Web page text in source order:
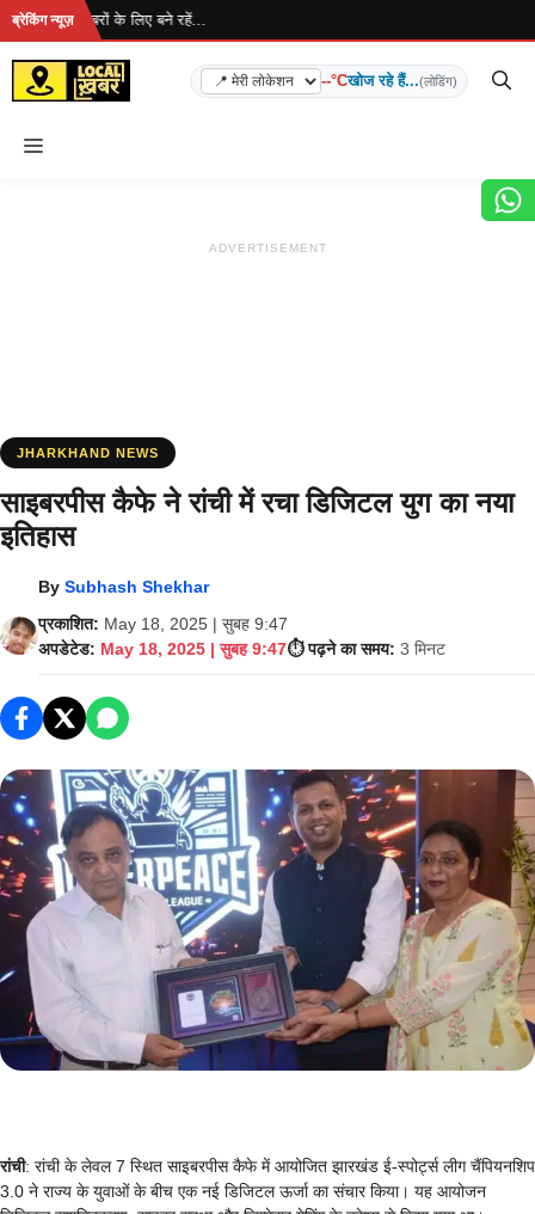
Skip
content
ब्रेकिंग न्यूज़
है... ताज़ा खबरों के लिए बने रहें...
--°Cखोज रहे हैं...(लोडिंग)
Menu
ADVERTISEMENT
JHARKHAND NEWS
साइबरपीस कैफे ने रांची में रचा डिजिटल युग का नया
इतिहास
By Subhash Shekhar
प्रकाशित: May 18, 2025 | सुबह 9:47
अपडेटेड: May 18, 2025 | सुबह 9:47⏱️ पढ़ने का समय: 3 मिनट
रांची: रांची के लेवल 7 स्थित साइबरपीस कैफे में आयोजित झारखंड ई-स्पोर्ट्स लीग चैंपियनशिप
3.0 ने राज्य के युवाओं के बीच एक नई डिजिटल ऊर्जा का संचार किया। यह आयोजन